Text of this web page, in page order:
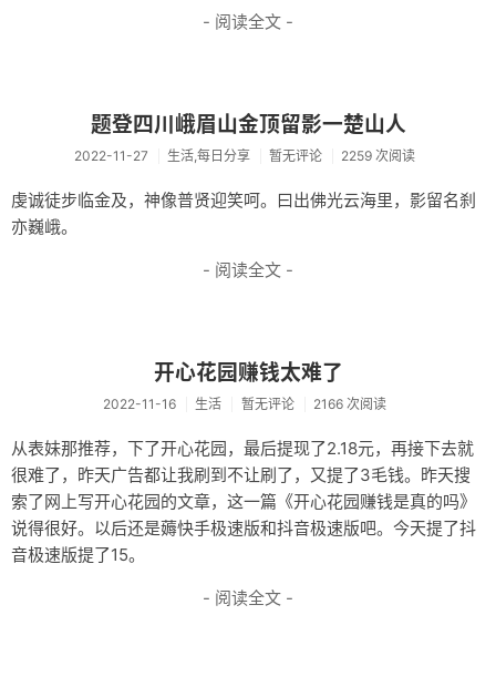
- 阅读全文 -
题登四川峨眉山金顶留影一楚山人
2022-11-27 生活,每日分享 暂无评论 2259 次阅读
虔诚徒步临金及，神像普贤迎笑呵。曰出佛光云海里，影留名刹
亦巍峨。
- 阅读全文 -
开心花园赚钱太难了
2022-11-16 生活 暂无评论 2166 次阅读
从表妹那推荐，下了开心花园，最后提现了2.18元，再接下去就
很难了，昨天广告都让我刷到不让刷了，又提了3毛钱。昨天搜
索了网上写开心花园的文章，这一篇《开心花园赚钱是真的吗》
说得很好。以后还是薅快手极速版和抖音极速版吧。今天提了抖
音极速版提了15。
- 阅读全文 -